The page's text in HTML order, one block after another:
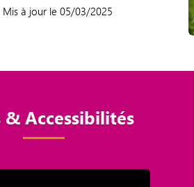
Mis à jour le 05/03/2025
& Accessibilités